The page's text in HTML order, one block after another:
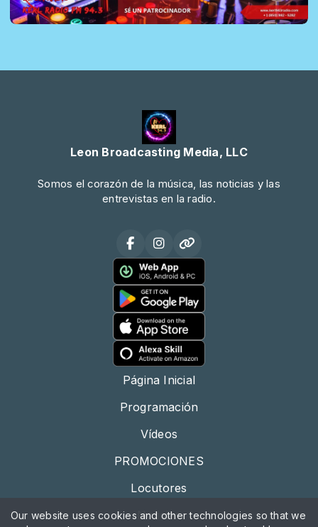
Leon Broadcasting Media, LLC
Somos el corazón de la música, las noticias y las
entrevistas en la radio.
Página Inicial
Programación
Vídeos
PROMOCIONES
Locutores
Noticias
Our website uses cookies and other technologies so that we